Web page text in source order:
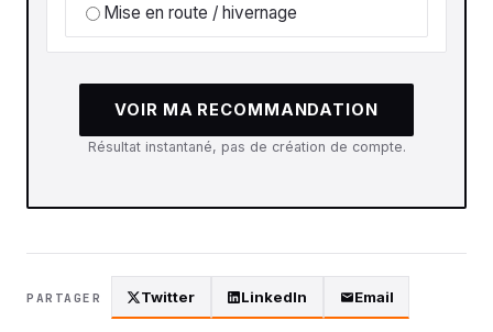
Mise en route / hivernage
VOIR MA RECOMMANDATION
Résultat instantané, pas de création de compte.
PARTAGER Twitter LinkedIn Email